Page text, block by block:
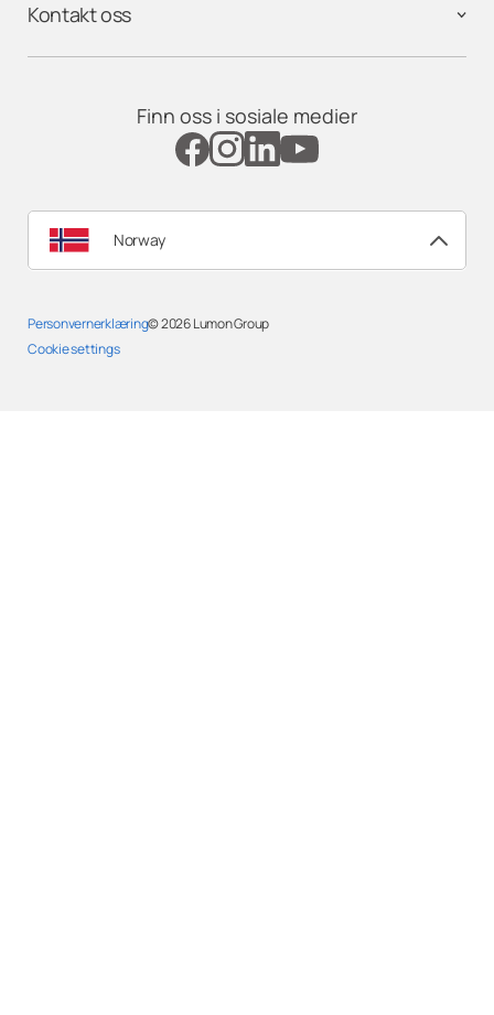
Kontakt oss
Finn oss i sosiale medier
Norway
Personvernerklæring
Cookie settings
© 2026Lumon Group